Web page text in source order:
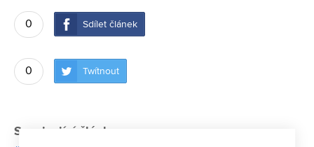
0 Sdílet článek
0 Twítnout
Související články: